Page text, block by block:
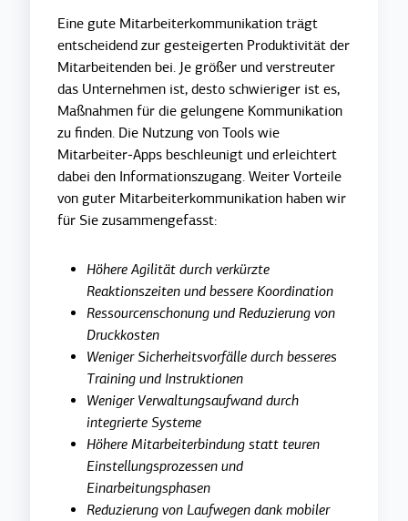
Eine gute Mitarbeiterkommunikation trägt
entscheidend zur gesteigerten Produktivität der
Mitarbeitenden bei. Je größer und verstreuter
das Unternehmen ist, desto schwieriger ist es,
Maßnahmen für die gelungene Kommunikation
zu finden. Die Nutzung von Tools wie
Mitarbeiter-Apps beschleunigt und erleichtert
dabei den Informationszugang. Weiter Vorteile
von guter Mitarbeiterkommunikation haben wir
für Sie zusammengefasst:
Höhere Agilität durch verkürzte
Reaktionszeiten und bessere Koordination
Ressourcenschonung und Reduzierung von
Druckkosten
Weniger Sicherheitsvorfälle durch besseres
Training und Instruktionen
Weniger Verwaltungsaufwand durch
integrierte Systeme
Höhere Mitarbeiterbindung statt teuren
Einstellungsprozessen und
Einarbeitungsphasen
Reduzierung von Laufwegen dank mobiler